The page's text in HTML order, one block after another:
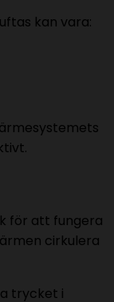
kan vara:
för att fungera
cirkulera
trycket i